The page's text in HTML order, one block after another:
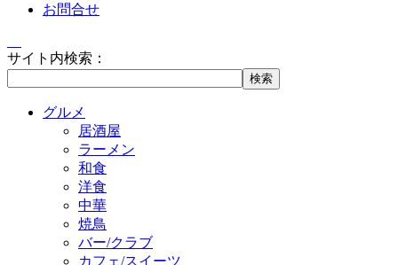
お問合せ
サイト内検索：
グルメ
居酒屋
ラーメン
和食
洋食
中華
焼鳥
バー/クラブ
カフェ/スイーツ